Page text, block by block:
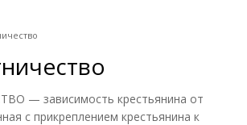
— зависимость крестьянина от
с прикреплением крестьянина к